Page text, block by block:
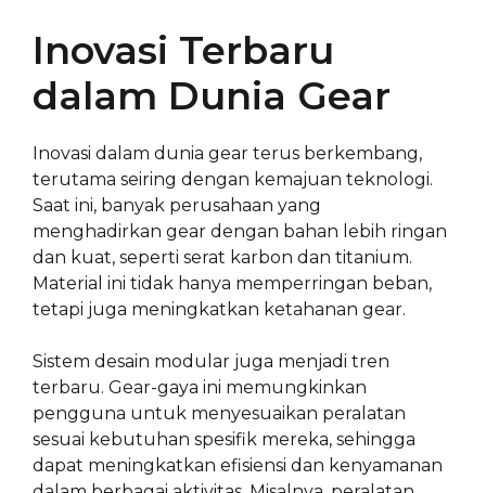
Inovasi Terbaru
dalam Dunia Gear
Inovasi dalam dunia gear terus berkembang,
terutama seiring dengan kemajuan teknologi.
Saat ini, banyak perusahaan yang
menghadirkan gear dengan bahan lebih ringan
dan kuat, seperti serat karbon dan titanium.
Material ini tidak hanya memperringan beban,
tetapi juga meningkatkan ketahanan gear.
Sistem desain modular juga menjadi tren
terbaru. Gear-gaya ini memungkinkan
pengguna untuk menyesuaikan peralatan
sesuai kebutuhan spesifik mereka, sehingga
dapat meningkatkan efisiensi dan kenyamanan